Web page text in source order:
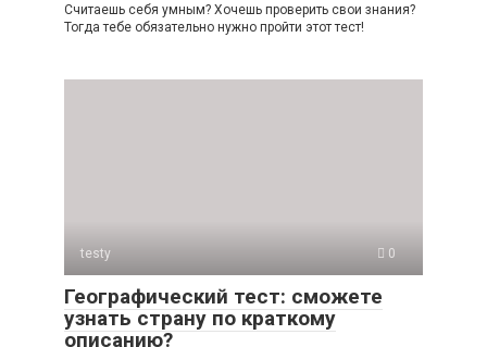
Считаешь себя умным? Хочешь проверить свои знания?
Тогда тебе обязательно нужно пройти этот тест!
testy 0
Географический тест: сможете
узнать страну по краткому
описанию?